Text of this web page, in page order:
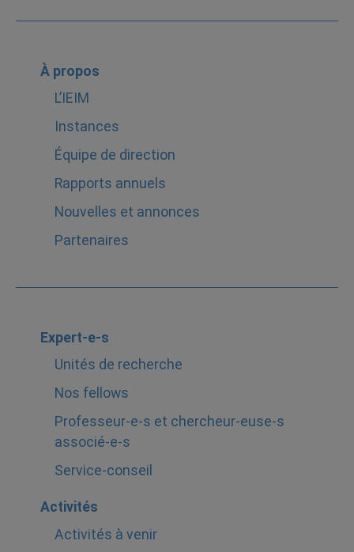
À propos
L’IEIM
Instances
Équipe de direction
Rapports annuels
Nouvelles et annonces
Partenaires
Expert-e-s
Unités de recherche
Nos fellows
Professeur-e-s et chercheur-euse-s
associé-e-s
Service-conseil
Activités
Activités à venir